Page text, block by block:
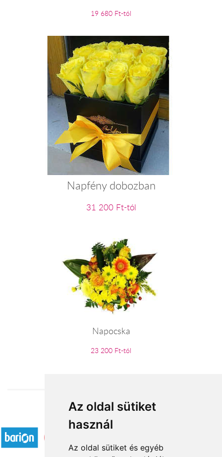
Az oldal sütiket
használ
Az oldal sütiket és egyéb
19 680 Ft-tól
Napfény dobozban
31 200 Ft-tól
Napocska
23 200 Ft-tól
Elfogadott fizetési módok